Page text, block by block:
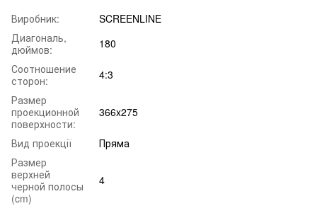
Виробник:
SCREENLINE
Диагональ,
дюймов:
180
Соотношение
сторон:
4:3
Размер
проекционной
поверхности:
366x275
Вид проекції
Пряма
Размер
верхней
черной полосы
(cm)
4